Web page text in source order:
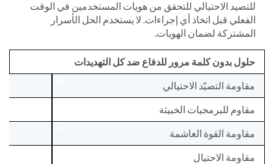
للتصيد الاحتيالي للتحقق من هويات المستخدمين في الوقت
الفعلي قبل اتخاذ أي إجراءات. لا يستخدم الحل الأسرار
المشتركة لضمان الهويات.
حلول بدون كلمة مرور للدفاع ضد كل التهديدات
مقاومة التصيّد الاحتيالي
مقاوم للبرمجيات الخبيثة
مقاومة القوة الغاشمة
مقاومة الاحتيال